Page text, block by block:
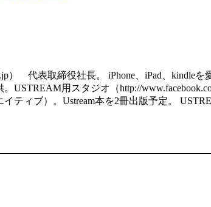
） 代表取締役社長。 iPhone、iPad、kindle
用スタジオ（http://
ィブ）。Ustream本を2冊出版予定。